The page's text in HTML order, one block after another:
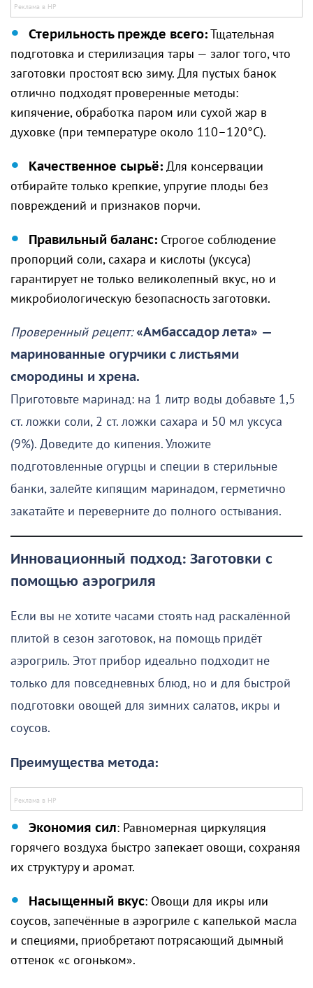
Стерильность прежде всего:Тщательная
подготовка и стерилизация тары — залог того, что
заготовки простоят всю зиму. Для пустых банок
отлично подходят проверенные методы:
кипячение, обработка паром или сухой жар в
духовке (при температуре около 110–120°C).
Качественное сырьё: Для консервации
отбирайте только крепкие, упругие плоды без
повреждений и признаков порчи.
Правильный баланс: Строгое соблюдение
пропорций соли, сахара и кислоты (уксуса)
гарантирует не только великолепный вкус, но и
микробиологическую безопасность заготовки.
Проверенный рецепт:«Амбассадор лета» —
маринованные огурчики с листьями
смородины и хрена.
Приготовьте маринад: на 1 литр воды добавьте 1,5
ст. ложки соли, 2 ст. ложки сахара и 50 мл уксуса
(9%). Доведите до кипения. Уложите
подготовленные огурцы и специи в стерильные
банки, залейте кипящим маринадом, герметично
закатайте и переверните до полного остывания.
Инновационный подход: Заготовки с
помощью аэрогриля
Если вы не хотите часами стоять над раскалённой
плитой в сезон заготовок, на помощь придёт
аэрогриль. Этот прибор идеально подходит не
только для повседневных блюд, но и для быстрой
подготовки овощей для зимних салатов, икры и
соусов.
Преимущества метода:
Экономия сил: Равномерная циркуляция
горячего воздуха быстро запекает овощи, сохраняя
их структуру и аромат.
Насыщенный вкус: Овощи для икры или
соусов, запечённые в аэрогриле с капелькой масла
и специями, приобретают потрясающий дымный
оттенок «с огоньком».